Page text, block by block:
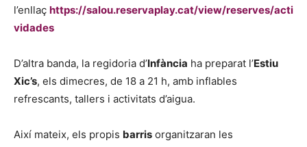
l’enllaç https://salou.reservaplay.cat/view/reserves/acti
vidades
D’altra banda, la regidoria d’Infància ha preparat l’Estiu
Xic’s, els dimecres, de 18 a 21 h, amb inflables
refrescants, tallers i activitats d’aigua.
Així mateix, els propis barris organitzaran les